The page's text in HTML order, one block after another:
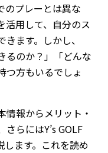
のプレーとは異な
活用して、自分のス
ます。しかし、
るのか？」「どんな
つ方もいるでしょ
報からメリット・
らにはY’s GOLF
ます。これを読め